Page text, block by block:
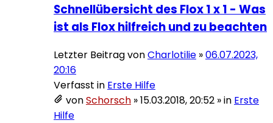
Schnellübersicht des Flox 1 x 1 - Was
ist als Flox hilfreich und zu beachten
Letzter Beitrag vonCharlotilie »06.07.2023,
20:16
Verfasst in Erste Hilfe
vonSchorsch »15.03.2018, 20:52 » in Erste
Hilfe